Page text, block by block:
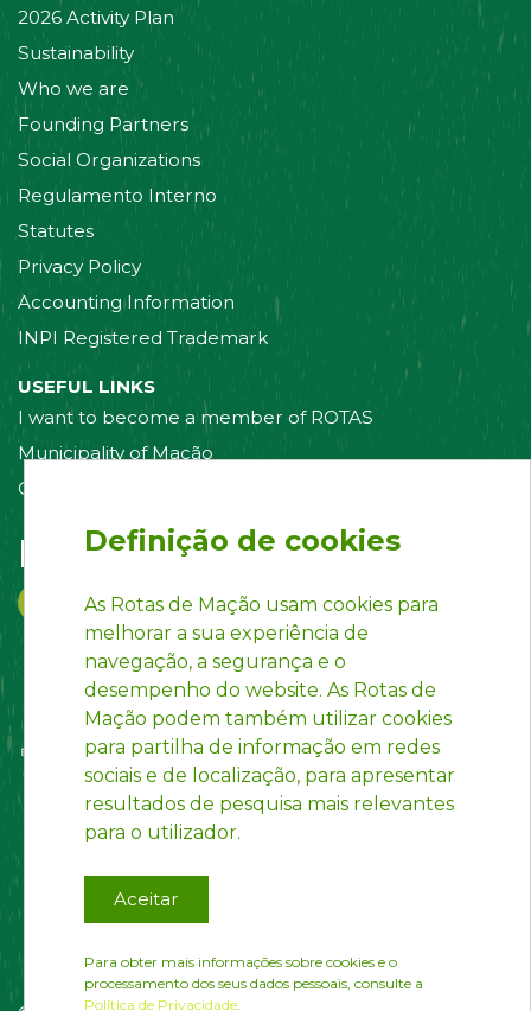
2026 Activity Plan
Sustainability
Who we are
Founding Partners
Social Organizations
Regulamento Interno
Statutes
Privacy Policy
Accounting Information
INPI Registered Trademark
USEFUL LINKS
I want to become a member of ROTAS
Municipality of Mação
Contact us
Follow us on:
Definição de cookies
As Rotas de Mação usam cookies para
melhorar a sua experiência de
navegação, a segurança e o
desempenho do website. As Rotas de
Mação podem também utilizar cookies
para partilha de informação em redes
sociais e de localização, para apresentar
resultados de pesquisa mais relevantes
para o utilizador.
Aceitar
Para obter mais informações sobre cookies e o
processamento dos seus dados pessoais, consulte a
Política de Privacidade.